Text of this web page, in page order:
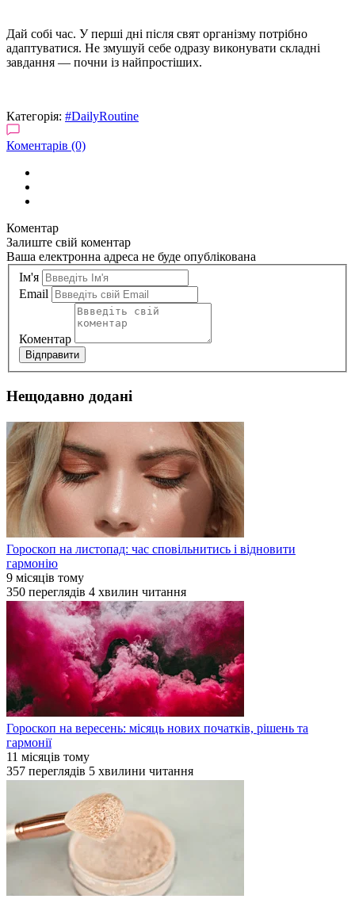
Дай собі час. У перші дні після свят організму потрібно
адаптуватися. Не змушуй себе одразу виконувати складні
завдання — почни із найпростіших.
Категорія: #DailyRoutine
Коментарів (0)
Коментар
Залиште свій коментар
Ваша електронна адреса не буде опублікована
Ім'я
Email
Коментар
Відправити
Нещодавно додані
Гороскоп на листопад: час сповільнитись і відновити
гармонію
9 місяців тому
350 переглядів 4 хвилин читання
Гороскоп на вересень: місяць нових початків, рішень та
гармонії
11 місяців тому
357 переглядів 5 хвилини читання